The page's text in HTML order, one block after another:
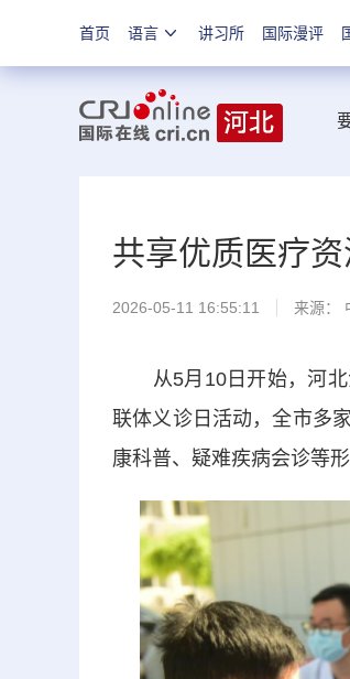
首页 语言 讲习所 国际漫评
共享优质医疗
2026-05-11 16:55:11 来源：
从5月10日开始，河北
联体义诊日活动，全市多
康科普、疑难疾病会诊等